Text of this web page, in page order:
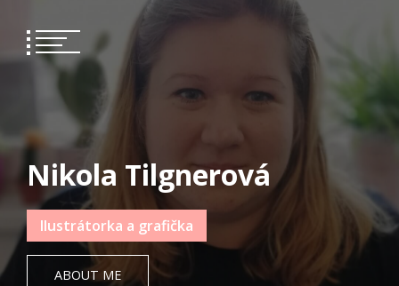
content
Nikola Tilgnerová
Ilustrátorka a grafička
ABOUT ME